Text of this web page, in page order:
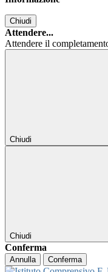
Chiudi
Attendere...
Attendere il
Chiudi
Chiudi
Conferma
Annulla Conferma